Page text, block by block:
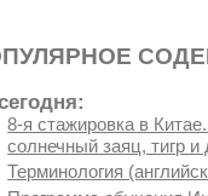
8-я стажировка в
солнечный заяц, тигр и
Терминология